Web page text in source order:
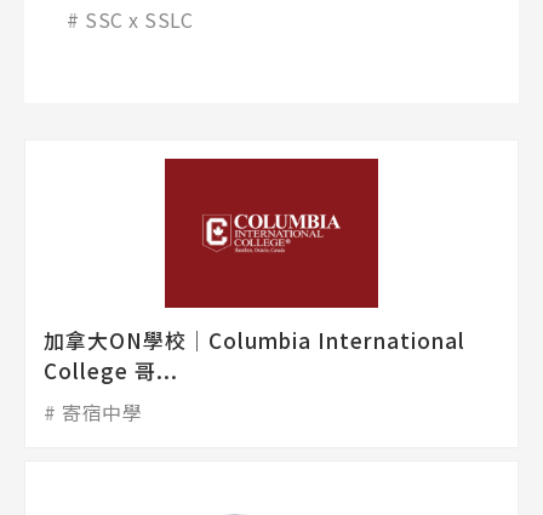
SSC x SSLC
加拿大ON學校│Columbia International
College 哥...
寄宿中學